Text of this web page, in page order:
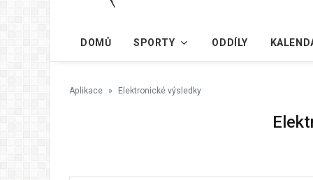
DOMŮ SPORTY ODDÍLY
Aplikace Elektronické výsledky